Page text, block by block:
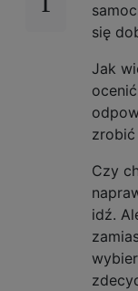
się
Jak
zrobić
Czy
idź.